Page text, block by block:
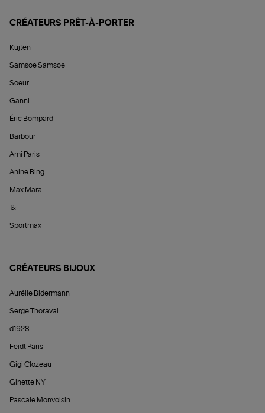
CRÉATEURS PRÊT-À-PORTER
Kujten
Samsoe Samsoe
Soeur
Ganni
Éric Bompard
Barbour
Ami Paris
Anine Bing
Max Mara
&
Sportmax
CRÉATEURS BIJOUX
Aurélie Bidermann
Serge Thoraval
d1928
Feidt Paris
Gigi Clozeau
Ginette NY
Pascale Monvoisin